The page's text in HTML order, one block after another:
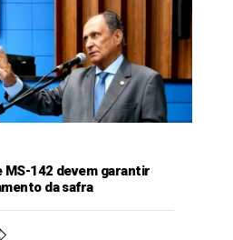
MS-142 devem garantir
da safra